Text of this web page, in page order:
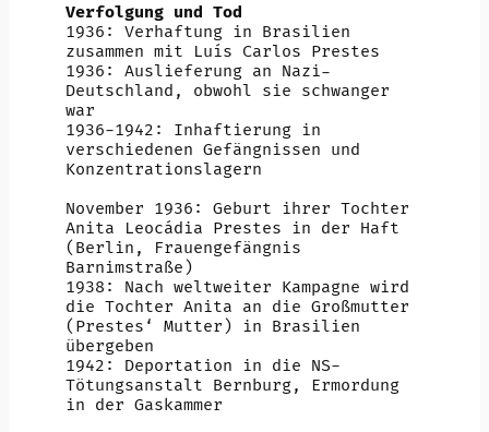
Verfolgung und Tod
1936: Verhaftung in Brasilien
zusammen mit Luís Carlos Prestes
1936: Auslieferung an Nazi-
Deutschland, obwohl sie schwanger
war
1936-1942: Inhaftierung in
verschiedenen Gefängnissen und
Konzentrationslagern
November 1936: Geburt ihrer Tochter
Anita Leocádia Prestes in der Haft
(Berlin, Frauengefängnis
Barnimstraße)
1938: Nach weltweiter Kampagne wird
die Tochter Anita an die Großmutter
(Prestes‘ Mutter) in Brasilien
übergeben
1942: Deportation in die NS-
Tötungsanstalt Bernburg, Ermordung
in der Gaskammer